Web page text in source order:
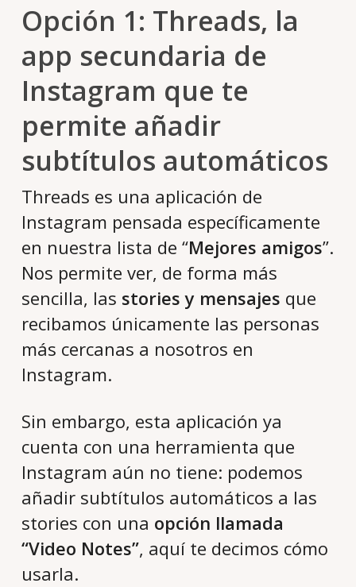
Opción 1: Threads, la
app secundaria de
Instagram que te
permite añadir
subtítulos automáticos
Threads es una aplicación de
Instagram pensada específicamente
en nuestra lista de “Mejores amigos”.
Nos permite ver, de forma más
sencilla, las stories y mensajes que
recibamos únicamente las personas
más cercanas a nosotros en
Instagram.
Sin embargo, esta aplicación ya
cuenta con una herramienta que
Instagram aún no tiene: podemos
añadir subtítulos automáticos a las
stories con una opción llamada
“Video Notes”, aquí te decimos cómo
usarla.